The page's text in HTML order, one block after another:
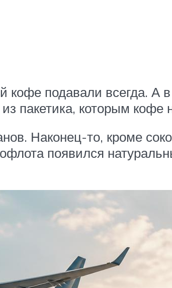
подавали всегда. А
пакетика, которым кофе
Наконец-то, кроме
появился